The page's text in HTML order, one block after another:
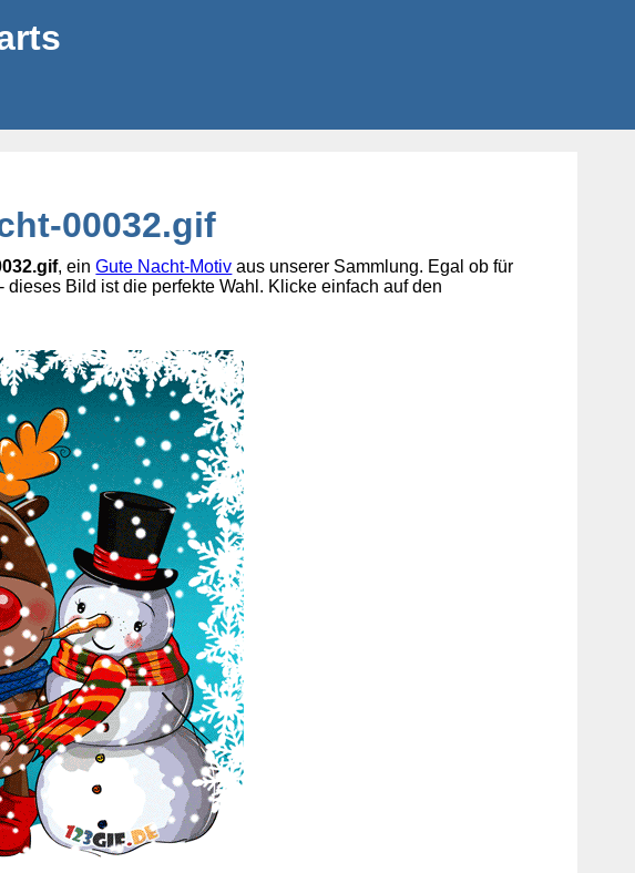
00032.gif
, einGute Nacht-Motiv aus unserer Sammlung. Egal ob für
Bild ist die perfekte Wahl. Klicke einfach auf den